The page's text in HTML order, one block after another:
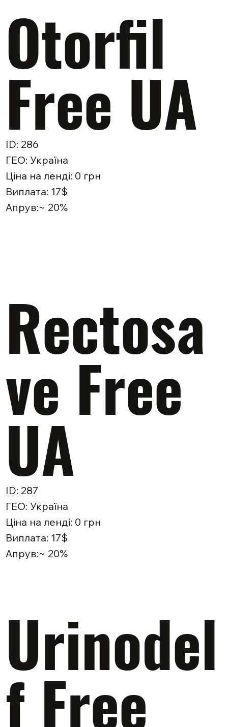
Otorfil
Free UA
ID: 286
ГЕО: Україна
Ціна на ленді: 0 грн
Виплата: 17$
Апрув:~ 20%
Rectosa
ve Free
UA
ID: 287
ГЕО: Україна
Ціна на ленді: 0 грн
Виплата: 17$
Апрув:~ 20%
Urinodel
f Free